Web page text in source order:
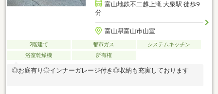
富山地鉄不二越上滝 大泉駅 徒歩9
分
富山県富山市山室
2階建て 都市ガス
システムキッチン
浴室乾燥機
所有権
◎お庭有り◎インナーガレージ付き◎収納も充実しております